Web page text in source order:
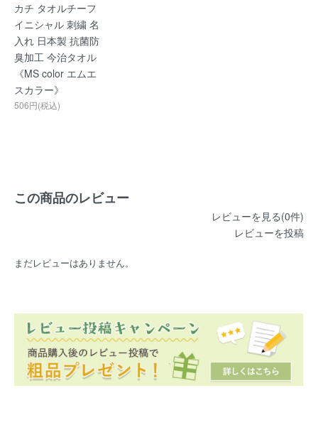
カチ タオルチーフ
イニシャル 刺繍 名
入れ 日本製 抗菌防
臭加工 今治タオル
《MS color エムエ
スカラー》
506円(税込)
この商品のレビュー
レビューを見る(0件)
レビューを投稿
まだレビューはありません。